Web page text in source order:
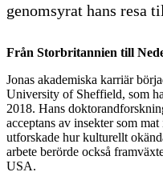
genomsyrat hans resa
Från Storbritannien till
Jonas akademiska karriär
University of Sheffield, som
2018. Hans
acceptans av insekter som
utforskade hur kulturellt
arbete berörde också
USA.